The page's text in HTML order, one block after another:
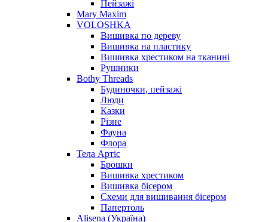
Пейзажі
Mary Maxim
VOLOSHKA
Вишивка по дереву
Вишивка на пластику
Вишивка хрестиком на тканині
Рушники
Bothy Threads
Будиночки, пейзажі
Люди
Казки
Різне
Фауна
Флора
Тела Артіс
Брошки
Вишивка хрестиком
Вишивка бісером
Схеми для вишивання бісером
Папертоль
Alisena (Україна)